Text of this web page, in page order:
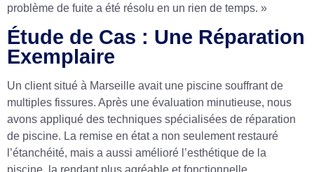
problème de fuite a été résolu en un rien de temps. »
Étude de Cas : Une Réparation
Exemplaire
Un client situé à Marseille avait une piscine souffrant de
multiples fissures. Après une évaluation minutieuse, nous
avons appliqué des techniques spécialisées de réparation
de piscine. La remise en état a non seulement restauré
l’étanchéité, mais a aussi amélioré l’esthétique de la
piscine, la rendant plus agréable et fonctionnelle.